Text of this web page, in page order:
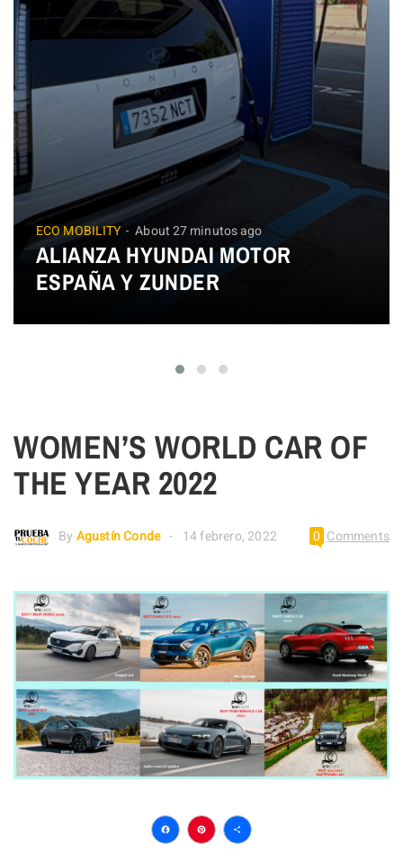
ECO MOBILITY About 27 minutos ago
ALIANZA HYUNDAI MOTOR
ESPAÑA Y ZUNDER
WOMEN’S WORLD CAR OF
THE YEAR 2022
By Agustín Conde 14 febrero, 2022 0 Comments